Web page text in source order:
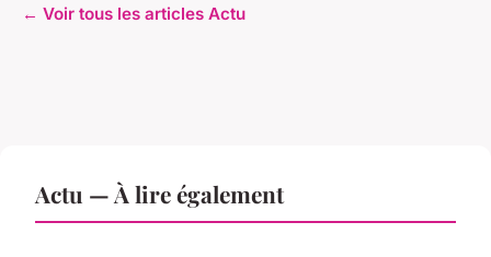
← Voir tous les articles Actu
Actu — À lire également